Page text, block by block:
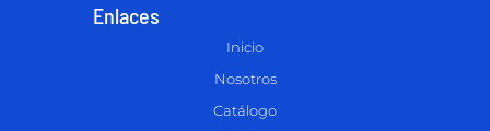
Enlaces
Inicio
Nosotros
Catálogo